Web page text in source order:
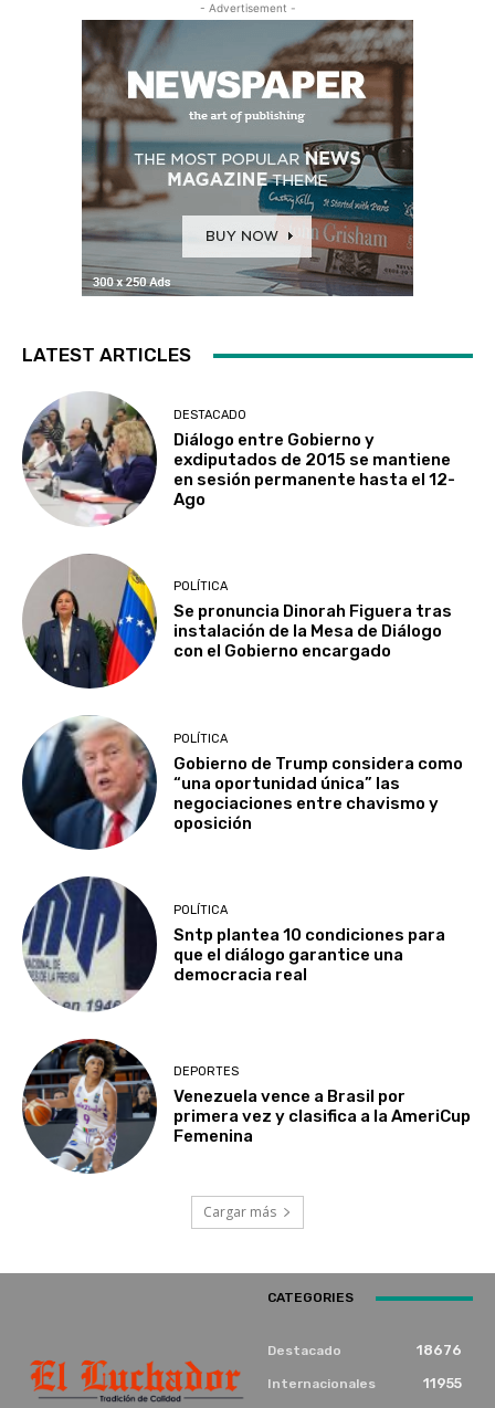
- Advertisement -
LATEST ARTICLES
DESTACADO
Diálogo entre Gobierno y
exdiputados de 2015 se mantiene
en sesión permanente hasta el 12-
Ago
POLÍTICA
Se pronuncia Dinorah Figuera tras
instalación de la Mesa de Diálogo
con el Gobierno encargado
POLÍTICA
Gobierno de Trump considera como
“una oportunidad única” las
negociaciones entre chavismo y
oposición
POLÍTICA
Sntp plantea 10 condiciones para
que el diálogo garantice una
democracia real
DEPORTES
Venezuela vence a Brasil por
primera vez y clasifica a la AmeriCup
Femenina​
Cargar más
CATEGORIES
Destacado 18676
Internacionales 11955